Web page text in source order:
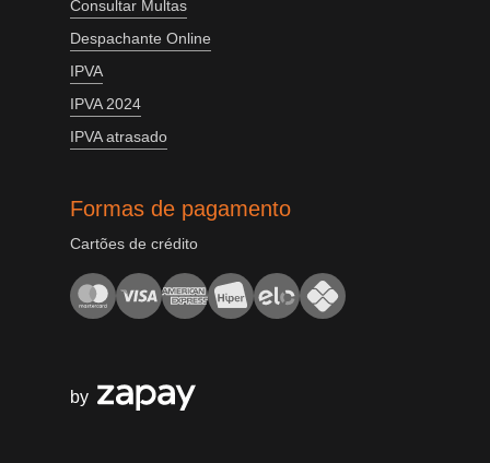
Consultar Multas
Despachante Online
IPVA
IPVA 2024
IPVA atrasado
Formas de pagamento
Cartões de crédito
by